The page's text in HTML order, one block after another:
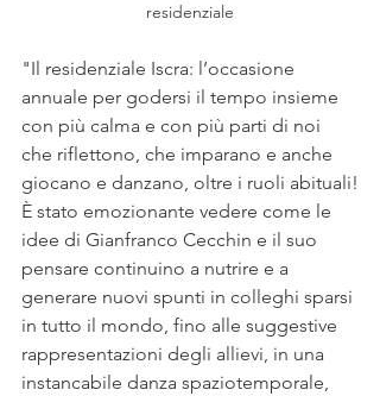
residenziale
"Il residenziale Iscra: l’occasione
annuale per godersi il tempo insieme
con più calma e con più parti di noi
che riflettono, che imparano e anche
giocano e danzano, oltre i ruoli abituali!
È stato emozionante vedere come le
idee di Gianfranco Cecchin e il suo
pensare continuino a nutrire e a
generare nuovi spunti in colleghi sparsi
in tutto il mondo, fino alle suggestive
rappresentazioni degli allievi, in una
instancabile danza spaziotemporale,